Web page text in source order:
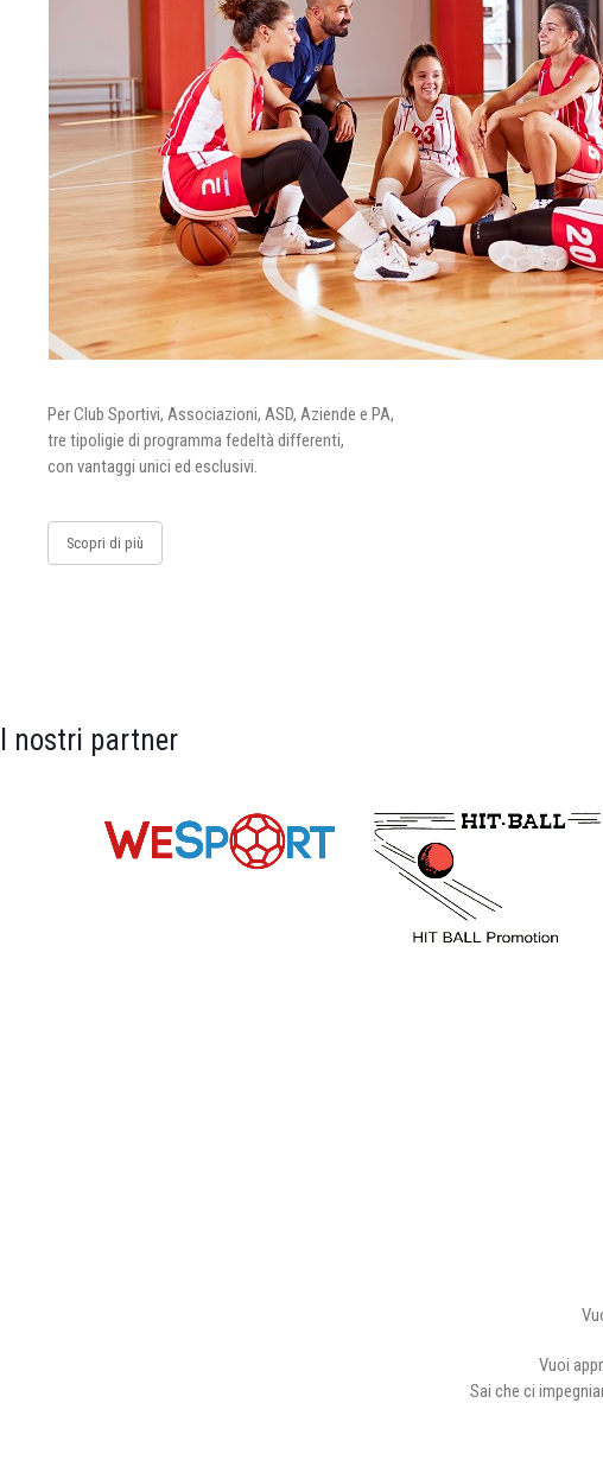
Per Club Sportivi, Associazioni, ASD, Aziende e PA,
tre tipoligie di programma fedeltà differenti,
con vantaggi unici ed esclusivi.
Scopri di più
I nostri partner
Vuoi
Sai che ci